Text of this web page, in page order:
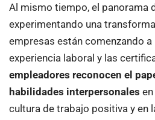
Al mismo tiempo, el panorama
experimentando una
empresas están comenzando
experiencia laboral y las
empleadores reconocen el
habilidades interpersonales
cultura de trabajo positiva y en